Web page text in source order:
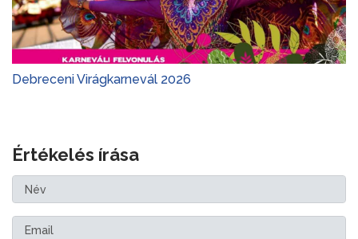
Debreceni Virágkarnevál 2026
Értékelés írása